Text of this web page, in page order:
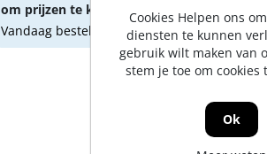
om prijzen te kunnen zien.
Vandaag besteld, morgen geleverd
Cookies Helpen ons
diensten te kunnen
gebruik wilt maken van
stem je toe om cookies
Ok